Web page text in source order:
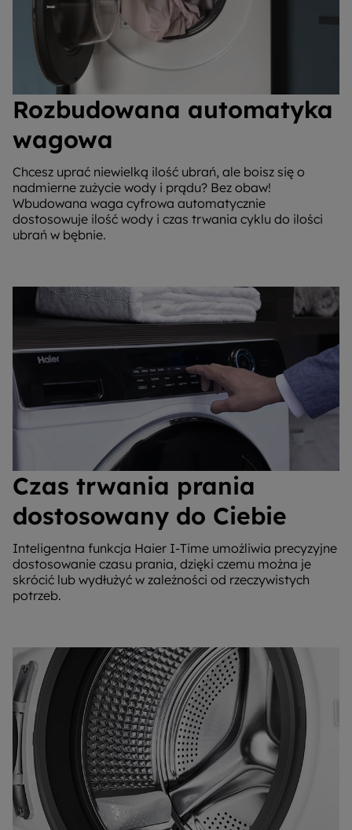
Rozbudowana automatyka
wagowa
Chcesz uprać niewielką ilość ubrań, ale boisz się o
nadmierne zużycie wody i prądu? Bez obaw!
Wbudowana waga cyfrowa automatycznie
dostosowuje ilość wody i czas trwania cyklu do ilości
ubrań w bębnie.
Czas trwania prania
dostosowany do Ciebie
Inteligentna funkcja Haier I-Time umożliwia precyzyjne
dostosowanie czasu prania, dzięki czemu można je
skrócić lub wydłużyć w zależności od rzeczywistych
potrzeb.